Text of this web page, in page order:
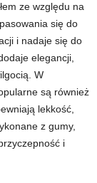
ze względu na
się do
i nadaje się do
elegancji,
W
są również
lekkość,
z gumy,
i